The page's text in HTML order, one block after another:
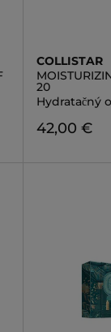
COLLISTAR
20
Hydratačný
42,00 €